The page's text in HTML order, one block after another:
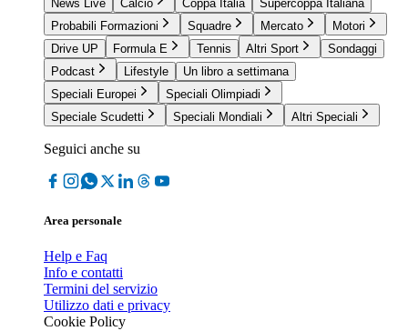
News Live
Calcio Coppa Italia
Supercoppa Italiana
Probabili Formazioni
Squadre Mercato
Motori
Drive UP
Formula E Tennis Altri Sport
Sondaggi
Podcast
Lifestyle
Un libro a settimana
Speciali Europei
Speciali Olimpiadi
Speciale Scudetti
Speciali Mondiali Altri Speciali
Seguici anche su
Area personale
Help e Faq
Info e contatti
Termini del servizio
Utilizzo dati e privacy
Cookie Policy